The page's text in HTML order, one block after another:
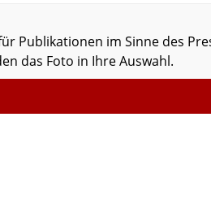
Publikationen im Sinne des
das Foto in Ihre Auswahl.